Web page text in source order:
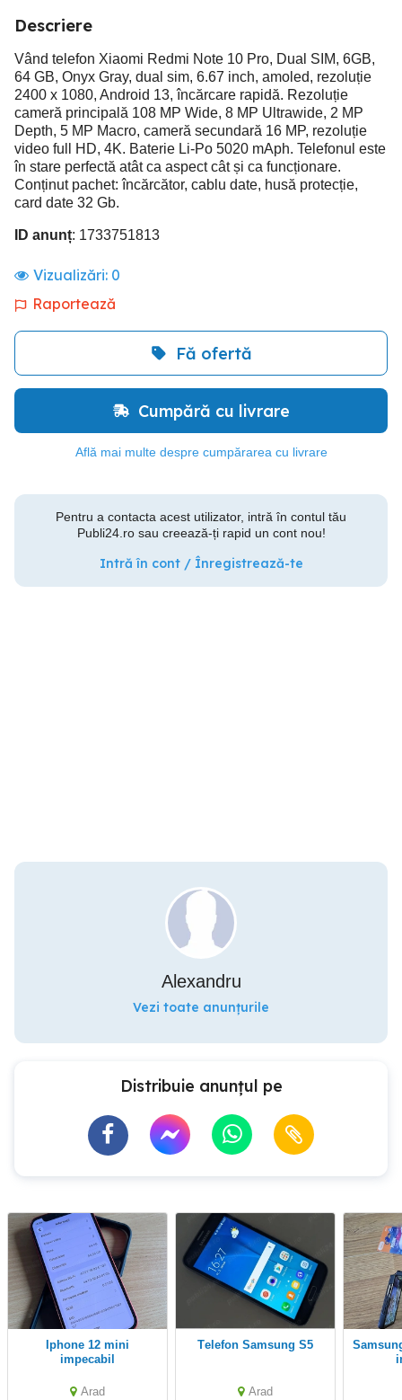
Descriere
Vând telefon Xiaomi Redmi Note 10 Pro, Dual SIM, 6GB,
64 GB, Onyx Gray, dual sim, 6.67 inch, amoled, rezoluție
2400 x 1080, Android 13, încărcare rapidă. Rezoluție
cameră principală 108 MP Wide, 8 MP Ultrawide, 2 MP
Depth, 5 MP Macro, cameră secundară 16 MP, rezoluție
video full HD, 4K. Baterie Li-Po 5020 mAph. Telefonul este
în stare perfectă atât ca aspect cât și ca funcționare.
Conținut pachet: încărcător, cablu date, husă protecție,
card date 32 Gb.
ID anunț: 1733751813
Vizualizări: 0
Raportează
Fă ofertă
Cumpără cu livrare
Află mai multe despre cumpărarea cu livrare
Pentru a contacta acest utilizator, intră în contul tău
Publi24.ro sau creează-ți rapid un cont nou!
Intră în cont / Înregistrează-te
Alexandru
Vezi toate anunțurile
Distribuie anunțul pe
iphone 12 mini
impecabil
Arad
Telefon Samsung S5
Arad
Samsung Flip 5 Z 512 Gb